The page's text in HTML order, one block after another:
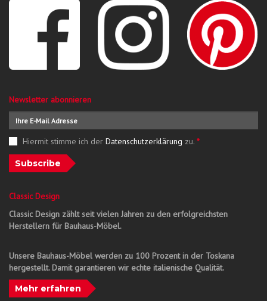
Newsletter abonnieren
Hiermit stimme ich der Datenschutzerklärung zu. *
Subscribe
Classic Design
Classic Design zählt seit vielen Jahren zu den erfolgreichsten
Herstellern für Bauhaus-Möbel.
Unsere Bauhaus-Möbel werden zu 100 Prozent in der Toskana
hergestellt. Damit garantieren wir echte italienische Qualität.
Mehr erfahren